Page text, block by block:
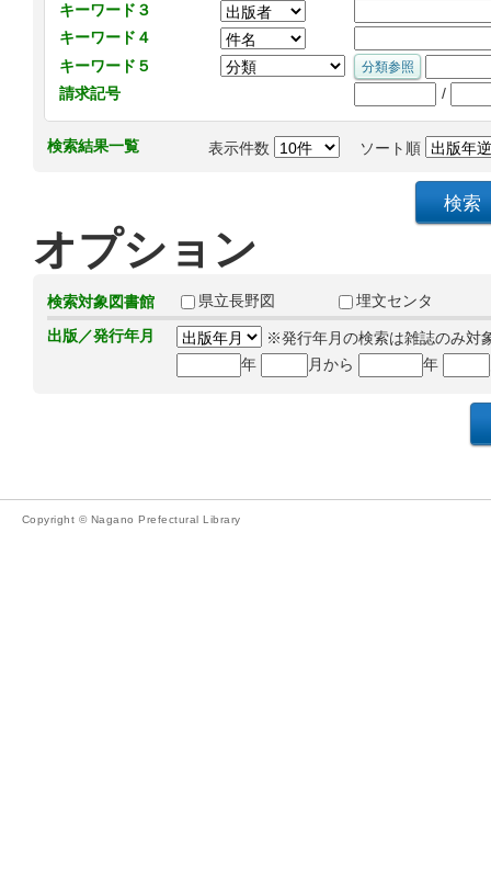
キーワード３
キーワード４
キーワード５
請求記号
/
検索結果一覧 表示件数 ソート順
オプション
検索対象図書館 県立長野図
埋文センタ
出版／発行年月
※発行年月の検索は雑誌のみ対
年
月から 年
Copyright © Nagano Prefectural Library